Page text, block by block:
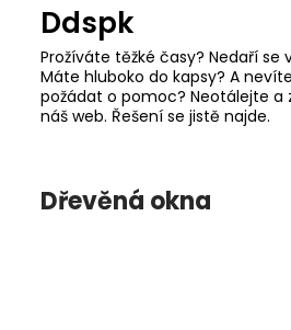
content
Ddspk
Prožíváte těžké časy? Nedaří se
Máte hluboko do kapsy? A
požádat o pomoc? Neotálejte a
náš web. Řešení se jistě najde.
Dřevěná okna